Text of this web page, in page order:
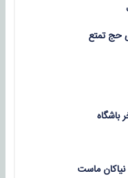
حج تمتع
ماست